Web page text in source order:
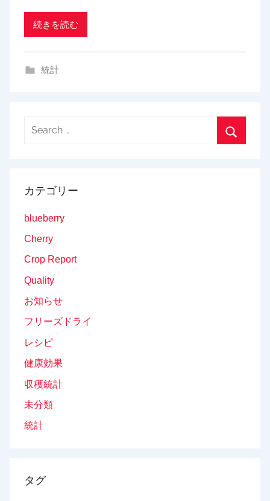
続きを読む
統計
Search
カテゴリー
blueberry
Cherry
Crop Report
Quality
お知らせ
フリーズドライ
レシピ
健康効果
収穫統計
未分類
統計
タグ